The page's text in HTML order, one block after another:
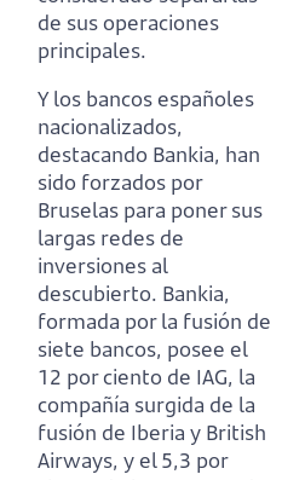
de sus operaciones
principales.
Y los bancos españoles
nacionalizados,
destacando Bankia, han
sido forzados por
Bruselas para poner sus
largas redes de
inversiones al
descubierto. Bankia,
formada por la fusión de
siete bancos, posee el
12 por ciento de IAG, la
compañía surgida de la
fusión de Iberia y British
Airways, y el 5,3 por